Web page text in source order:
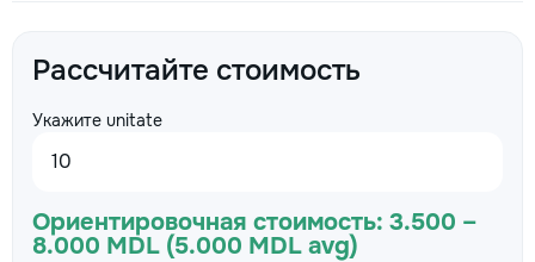
Рассчитайте стоимость
Укажите unitate
Ориентировочная стоимость: 3.500 –
8.000 MDL (5.000 MDL avg)